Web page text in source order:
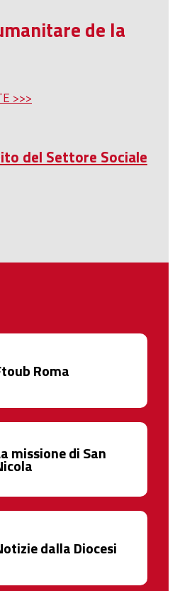
de la
>>>
del Settore Sociale
Roma
missione di San
dalla Diocesi